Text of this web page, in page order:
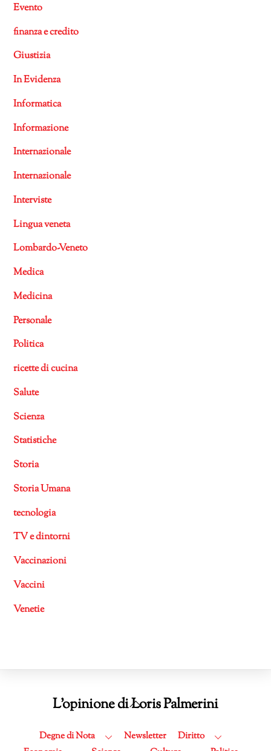
Evento
finanza e credito
Giustizia
In Evidenza
Informatica
Informazione
Internazionale
Internazionale
Interviste
Lingua veneta
Lombardo-Veneto
Medica
Medicina
Personale
Politica
ricette di cucina
Salute
Scienza
Statistiche
Storia
Storia Umana
tecnologia
TV e dintorni
Vaccinazioni
Vaccini
Venetie
Back
Top
L'opinione di Loris Palmerini
Degne di Nota Newsletter
Diritto